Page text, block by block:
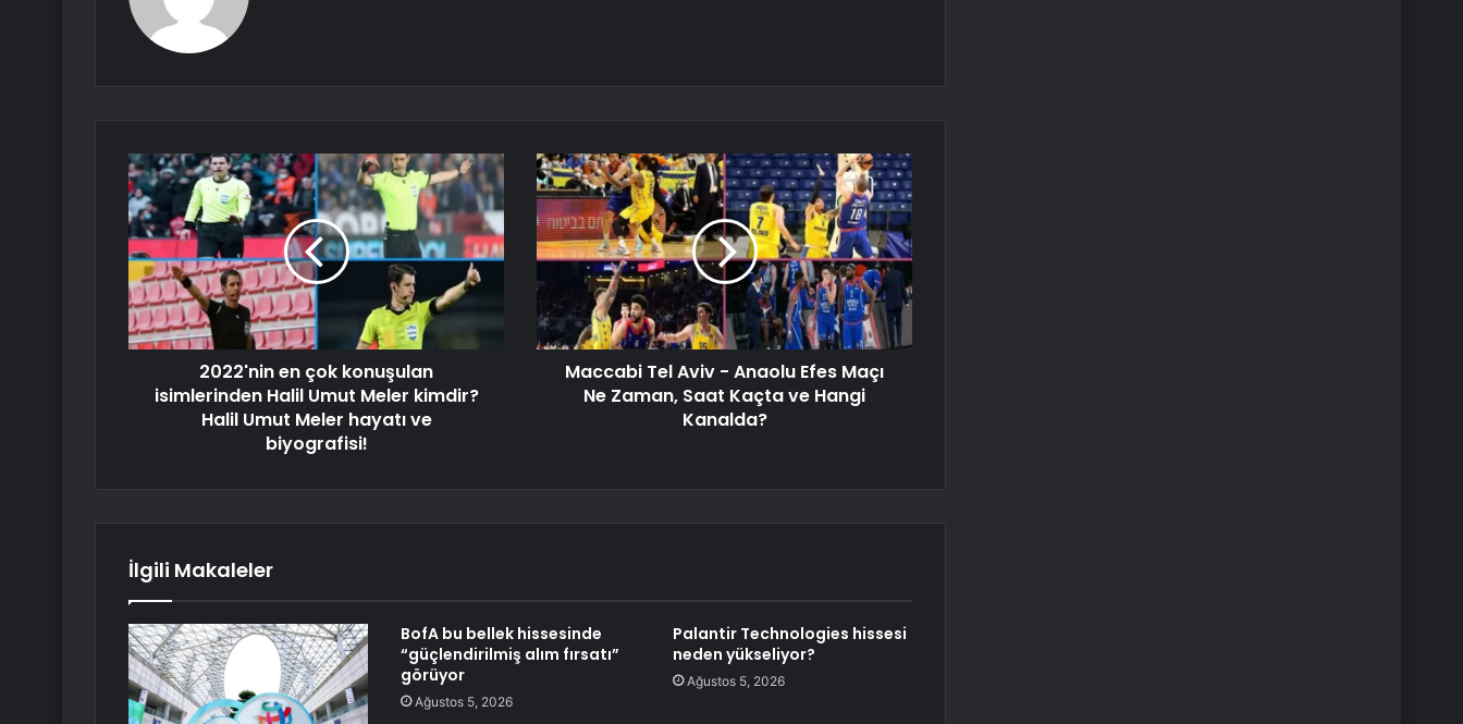
2022'nin en çok konuşulan
isimlerinden Halil Umut Meler kimdir?
Halil Umut Meler hayatı ve
biyografisi!
Maccabi Tel Aviv - Anaolu Efes Maçı
Ne Zaman, Saat Kaçta ve Hangi
Kanalda?
İlgili Makaleler
BofA bu bellek hissesinde
“güçlendirilmiş alım fırsatı”
görüyor
Ağustos 5, 2026
Palantir Technologies hissesi
neden yükseliyor?
Ağustos 5, 2026